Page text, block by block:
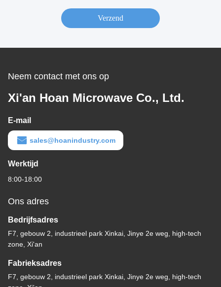
Neem contact met ons op
Xi'an Hoan Microwave Co., Ltd.
E-mail
sales@hoanindustry.com
Werktijd
8:00-18:00
Ons adres
Bedrijfsadres
F7, gebouw 2, industrieel park Xinkai, Jinye 2e weg, high-tech
zone, Xi'an
Fabrieksadres
F7, gebouw 2, industrieel park Xinkai, Jinye 2e weg, high-tech